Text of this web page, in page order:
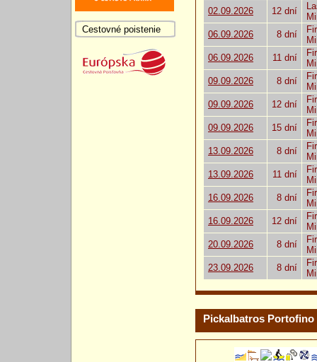
02.09.2026
12 dní
06.09.2026
8 dní
06.09.2026
11 dní
09.09.2026
8 dní
09.09.2026
12 dní
09.09.2026
15 dní
13.09.2026
8 dní
13.09.2026
11 dní
16.09.2026
8 dní
16.09.2026
12 dní
20.09.2026
8 dní
23.09.2026
8 dní
Pickalbatros Portofino
Cestovné poistenie